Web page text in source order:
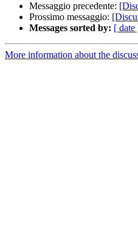
Messaggio precedente:
Prossimo messaggio:
Messages sorted by: [ date
More information about the